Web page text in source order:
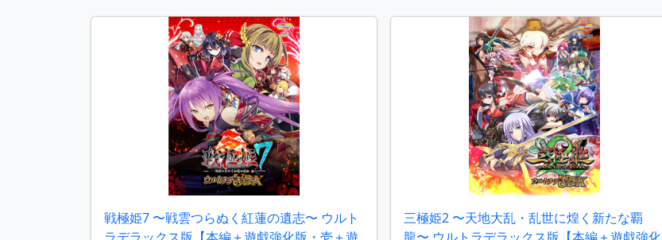
戦極姫7 〜戦雲つらぬく紅蓮の遺志〜 ウルト
三極姫2 〜天地大乱・乱世に煌く新たな覇